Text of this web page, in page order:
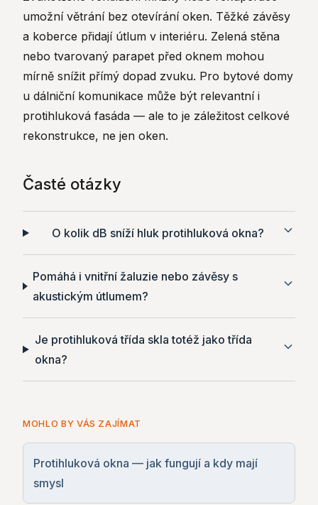
umožní větrání bez otevírání oken. Těžké závěsy
a koberce přidají útlum v interiéru. Zelená stěna
nebo tvarovaný parapet před oknem mohou
mírně snížit přímý dopad zvuku. Pro bytové domy
u dálniční komunikace může být relevantní i
protihluková fasáda — ale to je záležitost celkové
rekonstrukce, ne jen oken.
Časté otázky
O kolik dB sníží hluk protihluková okna?
Pomáhá i vnitřní žaluzie nebo závěsy s
akustickým útlumem?
Je protihluková třída skla totéž jako třída
okna?
MOHLO BY VÁS ZAJÍMAT
Protihluková okna — jak fungují a kdy mají
smysl